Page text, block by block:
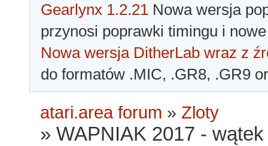
Gearlynx 1.2.21 Nowa wersja
przynosi poprawki timingu i
Nowa wersja DitherLab wraz z
do formatów .MIC, .GR8, .GR9
atari.area forum » Zloty
»WAPNIAK 2017 -